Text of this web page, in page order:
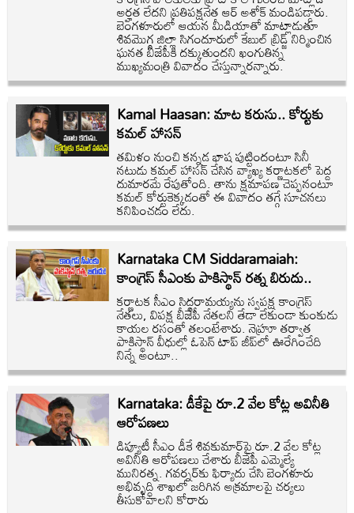
అర్హత లేదని ప్రతిపక్షనేత ఆర్‌ అశోక్‌ మండిపడ్డారు.
బెంగళూరులో ఆయన మీడియాతో మాట్లాడుతూ
శివమొగ్గ జిల్లా సిగందూరులో కేబుల్‌ బ్రిడ్జ్‌ నిర్మించిన
ఘనత బీజేపీకి దక్కుతుందని ఖంగుతిన్న
ముఖ్యమంత్రి వివాదం చేస్తున్నారన్నారు.
Kamal Haasan: మాట కరుసు.. కోర్టుకు
కమల్ హాసన్
తమిళం నుంచి కన్నడ భాష పుట్టిందంటూ సినీ
నటుడు కమల్ హాసన్ చేసిన వ్యాఖ్య కర్ణాటకలో పెద్ద
దుమారమే రేపుతోంది. తాను క్షమాపణ చెప్పనంటూ
కమల్ కోర్టుకెక్కడంతో ఈ వివాదం తగ్గే సూచనలు
కనిపించడం లేదు.
Karnataka CM Siddaramaiah:
కాంగ్రెస్ సీఎంకు పాకిస్థాన్ రత్న బిరుదు..
కర్ణాటక సీఎం సిద్ధరామయ్యను స్వపక్ష కాంగ్రెస్
నేతలు, విపక్ష బీజేపీ నేతలని తేడా లేకుండా కుంకుడు
కాయల రసంతో తలంటేశారు. నెహ్రూ తర్వాత
పాకిస్థాన్ వీధుల్లో ఓపెన్ టాప్ జీప్‌లో ఊరేగించేది
నిన్నే అంటూ..
Karnataka: డీకేపై రూ.2 వేల కోట్ల అవినీతి
ఆరోపణలు
డిప్యూటీ సీఎం డీకే శివకుమార్‌పై రూ.2 వేల కోట్ల
అవినీతి ఆరోపణలు చేశారు బీజేపీ ఎమ్మెల్యే
మునిరత్న. గవర్నర్‌కు ఫిర్యాదు చేసి బెంగళూరు
అభివృద్ధి శాఖలో జరిగిన అక్రమాలపై చర్యలు
తీసుకోవాలని కోరారు